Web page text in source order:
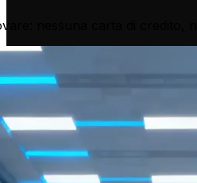
nessuna carta di credito,